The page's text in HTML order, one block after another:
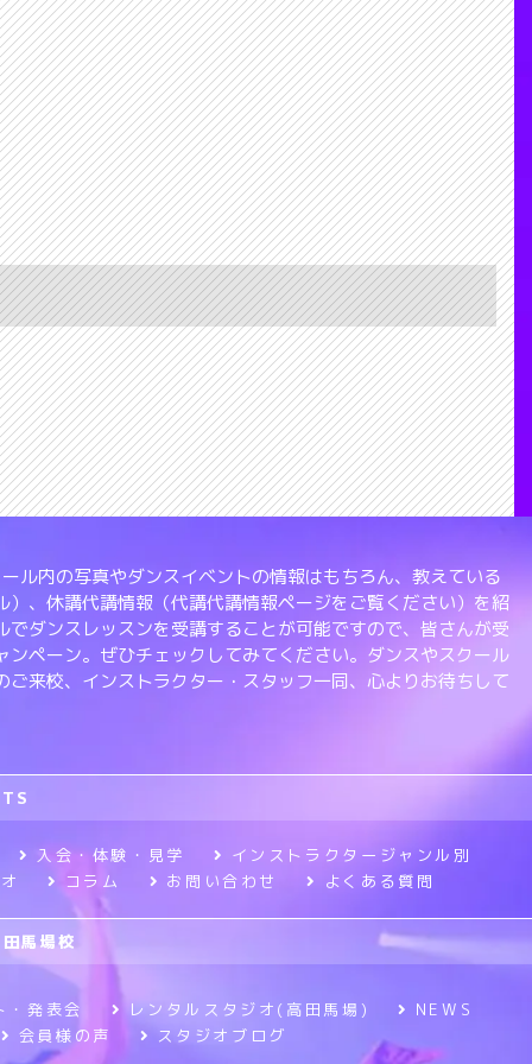
ル内の写真やダンスイベントの情報はもちろん、教えている
、休講代講情報（代講代講情報ページをご覧ください）を紹
ダンスレッスンを受講することが可能ですので、皆さんが受
ペーン。ぜひチェックしてみてください。ダンスやスクール
来校、インストラクター・スタッフ一同、心よりお待ちして
入会・体験・見学
インストラクタージャンル別
コラム お問い合わせ よくある質問
馬場校
・発表会 レンタルスタジオ(高田馬場)
NEWS
会員様の声
スタジオブログ